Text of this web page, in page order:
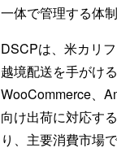
一体で管理する体
DSCPは、米カリ
越境配送を手がけ
WooCommerce、
向け出荷に対応す
り、主要消費市場